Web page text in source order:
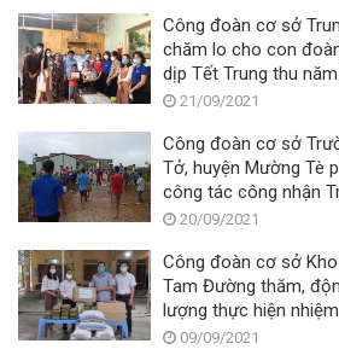
Công đoàn cơ sở
chăm lo cho con
dịp Tết Trung thu năm
21/09/2021
Công đoàn cơ sở
Tở, huyện Mường Tè
công tác công nhận
20/09/2021
Công đoàn cơ sở
Tam Đường thăm,
lượng thực hiện
dịch Covid-19
09/09/2021